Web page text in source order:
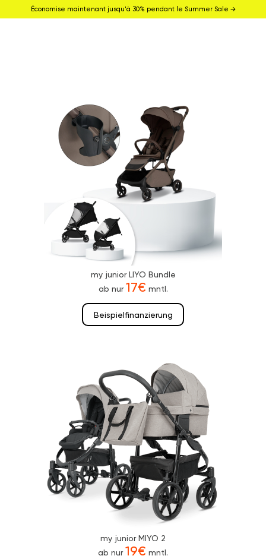
Économise maintenant jusqu'à 30% pendant le Summer Sale →
my junior LIYO Bundle
ab nur17€ mntl.
Beispielfinanzierung
my junior MIYO 2
ab nur19€ mntl.